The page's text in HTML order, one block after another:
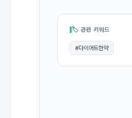
🏷 관련 키워드
#다이어트한약